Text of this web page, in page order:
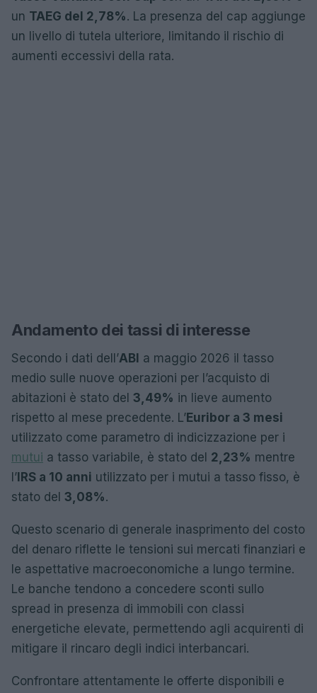
un TAEG del 2,78%. La presenza del cap aggiunge
un livello di tutela ulteriore, limitando il rischio di
aumenti eccessivi della rata.
Andamento dei tassi di interesse
Secondo i dati dell’ABI a maggio 2026 il tasso
medio sulle nuove operazioni per l’acquisto di
abitazioni è stato del 3,49% in lieve aumento
rispetto al mese precedente. L’Euribor a 3 mesi
utilizzato come parametro di indicizzazione per i
mutui a tasso variabile, è stato del 2,23% mentre
l’ IRS a 10 anni utilizzato per i mutui a tasso fisso, è
stato del 3,08%.
Questo scenario di generale inasprimento del costo
del denaro riflette le tensioni sui mercati finanziari e
le aspettative macroeconomiche a lungo termine.
Le banche tendono a concedere sconti sullo
spread in presenza di immobili con classi
energetiche elevate, permettendo agli acquirenti di
mitigare il rincaro degli indici interbancari.
Confrontare attentamente le offerte disponibili e